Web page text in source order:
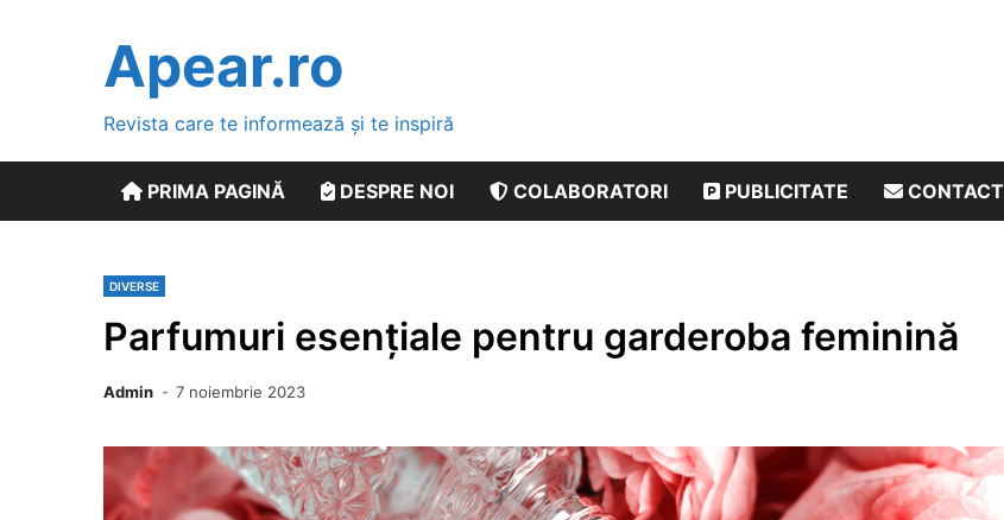
Apear.ro
Revista care te informează și te inspiră
PRIMA PAGINĂ DESPRE NOI COLABORATORI PUBLICITATE CONTACT
DIVERSE
Parfumuri esențiale pentru garderoba feminină
Admin 7 noiembrie 2023